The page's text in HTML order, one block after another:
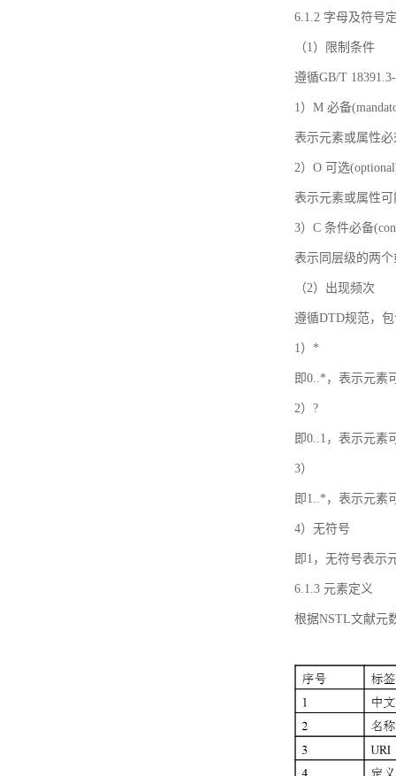
6.1.2 字母及符号
（1）限制条件
遵循GB/T
1）M 必备
表示元素或属性
2）O 可选
表示元素或属性
3）C 条件必备
表示同层级的两
（2）出现频次
遵循DTD规范，
1）*
即0..*，表示元素
2）?
即0..1，表示元素
3）
即1..*，表示元素
4）无符号
即1，无符号表示
6.1.3 元素定义
根据NSTL文献元